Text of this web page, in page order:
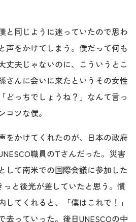
と同じように迷っていたので思わ
声をかけてしまう。僕だって何も
丈夫じゃないのに、こういうとこ
さんに会いに来たというその女性
どっちでしょうね？」なんて言っ
コツな僕。
をかけてくれたのが、日本の政府
職員のTさんだった。災害
して南米での国際会議に参加した
と後光が差していたと思う。慣
してくれると、「僕はこれで！」
去っていった。後日UNESCOの中